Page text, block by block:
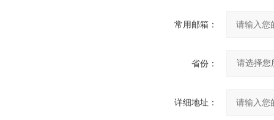
常用邮箱：
省份：
详细地址：